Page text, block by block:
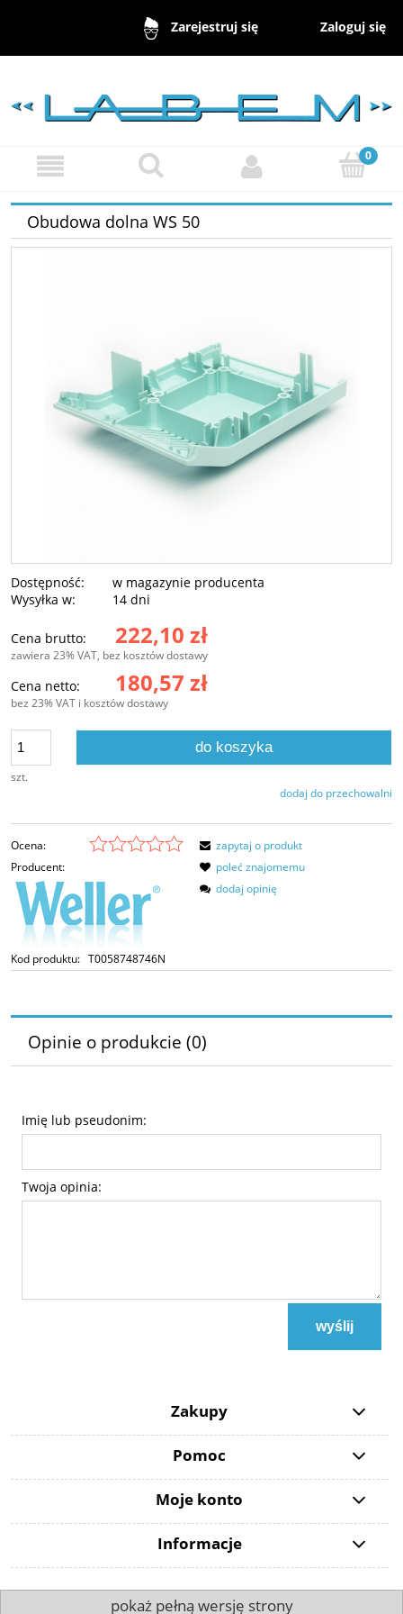
Zarejestruj się Zaloguj się
Obudowa dolna WS 50
Dostępność:
w magazynie producenta
Wysyłka w:
14 dni
Cena brutto: 222,10 zł
zawiera 23% VAT, bez kosztów dostawy
Cena netto: 180,57 zł
bez 23% VAT i kosztów dostawy
szt.
do koszyka
dodaj do przechowalni
Ocena:
Producent:
Kod produktu: T0058748746N
zapytaj o produkt
poleć znajomemu
dodaj opinię
Opinie o produkcie (0)
Imię lub pseudonim:
Twoja opinia:
wyślij
Zakupy
Pomoc
Moje konto
Informacje
pokaż pełną wersję strony